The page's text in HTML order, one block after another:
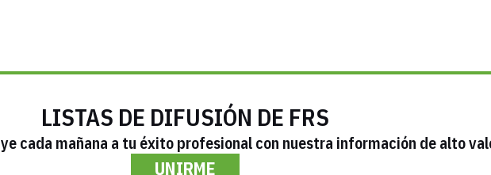
LISTAS DE DIFUSIÓN DE FRS
cada mañana a tu éxito profesional con nuestra información de alto
UNIRME